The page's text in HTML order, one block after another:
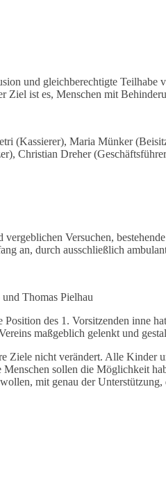
und gleichberechtigte Teilhabe
Ziel ist es, Menschen mit
(Kassierer), Maria Münker
Christian Dreher
vergeblichen Versuchen,
an, durch ausschließlich
Thomas Pielhau
des 1. Vorsitzenden inne
maßgeblich gelenkt und
Ziele nicht verändert. Alle Kinder
sollen die Möglichkeit
mit genau der Unterstützung,